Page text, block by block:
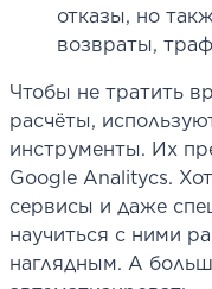
отказы, но
возвраты,
Чтобы не тратить
расчёты,
инструменты. Их
Google Analitycs.
сервисы и даже
научиться с ними
наглядным. А